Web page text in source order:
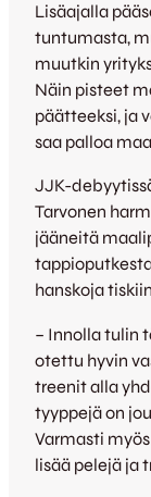
Lisäajalla
tuntumasta,
muutkin
Näin pisteet
päätteeksi, ja
saa palloa
JJK-
Tarvonen
jääneitä
hanskoja
– Innolla tulin
otettu hyvin
treenit alla
tyyppejä on
Varmasti
lisää pelejä ja